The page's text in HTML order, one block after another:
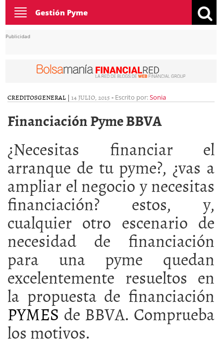
Toggle
navigation
Gestión Pyme
Publicidad
CREDITOSGENERAL | 14 JULIO, 2015 - Escrito por:Sonia
Financiación Pyme BBVA
¿Necesitas financiar el
arranque de tu pyme?, ¿vas a
ampliar el negocio y necesitas
financiación? estos, y,
cualquier otro escenario de
necesidad de financiación
para una pyme quedan
excelentemente resueltos en
la propuesta de financiación
PYMES de BBVA. Comprueba
los motivos.